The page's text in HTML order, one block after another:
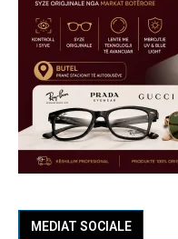
MEDIAT SOCIALE